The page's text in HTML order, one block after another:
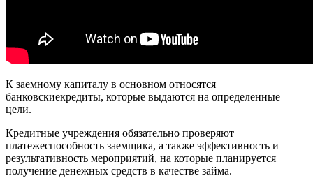
К заемному капиталу в основном относятся
банковскиекредиты, которые выдаются на определенные
цели.
Кредитные учреждения обязательно проверяют
платежеспособность заемщика, а также эффективность и
результативность мероприятий, на которые планируется
получение денежных средств в качестве займа.